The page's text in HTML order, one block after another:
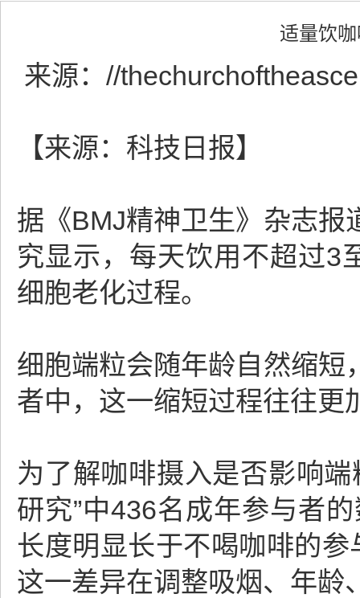
适量饮
来源： //
【来源：科技日报】
据《BMJ精神卫生》杂志报
究显示，每天饮用不超过3
细胞老化过程。
细胞端粒会随年龄自然缩短
者中，这一缩短过程往往更
为了解咖啡摄入是否影响
研究”中436名成年参与者
长度明显长于不喝咖啡的
这一差异在调整吸烟、年龄